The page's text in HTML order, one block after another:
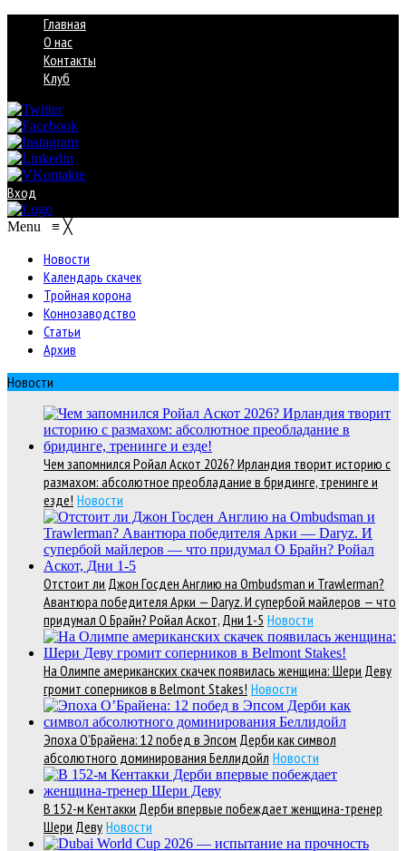
Главная
О нас
Контакты
Клуб
Вход
Menu ≡ ╳
Новости
Календарь скачек
Тройная корона
Коннозаводство
Статьи
Архив
Новости
Чем запомнился Ройал Аскот 2026? Ирландия творит историю с
размахом: абсолютное преобладание в бридинге, тренинге и
езде! Новости
Отстоит ли Джон Госден Англию на Ombudsman и Trawlerman?
Авантюра победителя Арки — Daryz. И супербой майлеров — что
придумал О Брайн? Ройал Аскот, Дни 1-5 Новости
На Олимпе американских скачек появилась женщина: Шери Деву
громит соперников в Belmont Stakes! Новости
Эпоха О’Брайена: 12 побед в Эпсом Дерби как символ
абсолютного доминирования Беллидойл Новости
В 152-м Кентакки Дерби впервые побеждает женщина-тренер
Шери Деву Новости